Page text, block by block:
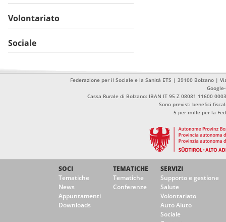
Volontariato
Sociale
Federazione per il Sociale e la Sanità ETS | 39100 Bolzano |
Cassa Rurale di Bolzano: IBAN IT 95 Z 08081 11600
Sono previsti benefici
5 per mille per la
SOCI
Tematiche
News
Appuntamenti
Downloads
TEMATICHE
Tematiche
Conferenze
SERVIZI
Supporto e gestione
Salute
Volontariato
Auto Aiuto
Sociale